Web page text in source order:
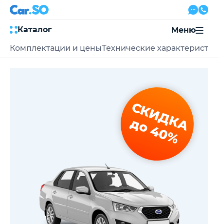
Каталог
8 800 500-03-23
с 08:00 по 20:00, без выходных
Привольная улица, 2, к5
Перезвоните мне
Меню
Комплектации и ценыТехнические
СКИДКА
до 40%